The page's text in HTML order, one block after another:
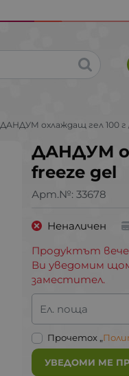
ДАНДУМ охлаждащ гел 100 г
ДАНДУМ
freeze gel
Арт.№: 33678
Неналичен
Продуктът вече
Ви уведомим
заместител.
Ел. поща
Прочетох „
УВЕДОМИ МЕ